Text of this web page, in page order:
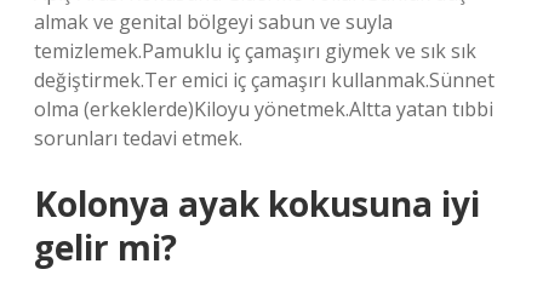
almak ve genital bölgeyi sabun ve suyla
temizlemek.Pamuklu iç çamaşırı giymek ve sık sık
değiştirmek.Ter emici iç çamaşırı kullanmak.Sünnet
olma (erkeklerde)Kiloyu yönetmek.Altta yatan tıbbi
sorunları tedavi etmek.
Kolonya ayak kokusuna iyi
gelir mi?